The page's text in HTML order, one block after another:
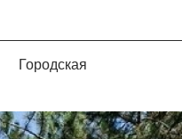
Городская